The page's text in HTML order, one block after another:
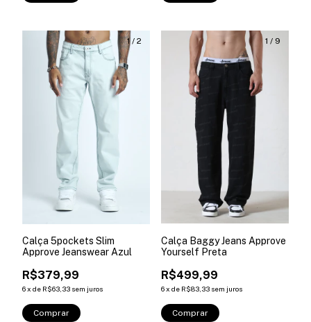
1/ 2
Calça 5pockets Slim
Approve Jeanswear Azul
R$379,99
6x de R$63,33 sem juros
Comprar
1 / 9
Calça Baggy Jeans Approve
Yourself Preta
R$499,99
6x de R$83,33 sem juros
Comprar